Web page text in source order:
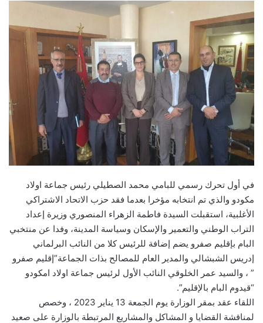
في أول تحرك رسمي للبامي محمد الصطيلي رئيس جماعة اولاد
مكودو والذي تم انتخابه مؤخرا بعدما فقد حزب الاتحاد الاشتراكي
الأغلبية، استقبلت السيدة فاطمة الزهراء المنصوري وزيرة إعداد
التراب الوطني والتعمير والإسكان وسياسة المدينة، وفدا عن منتخبي
البام بإقليم صفرو يضم إضافة للرئيس كلا من النائب البرلماني
إدريس الشبشالي والمدير العام للمصالح بذات الجماعة”إقليم صفرو
” ، والسيد عمر الخلوقي النائب الأول لرئيس جماعة اولاد امكودو
“قيدوم البام بالإقليم”.
اللقاء عقد بمقر الوزارة يوم الجمعة 13 يناير 2023 ، وخصص
لمناقشة القضايا و المشاكل والمشاريع المرتبطة بالوزارة على صعيد